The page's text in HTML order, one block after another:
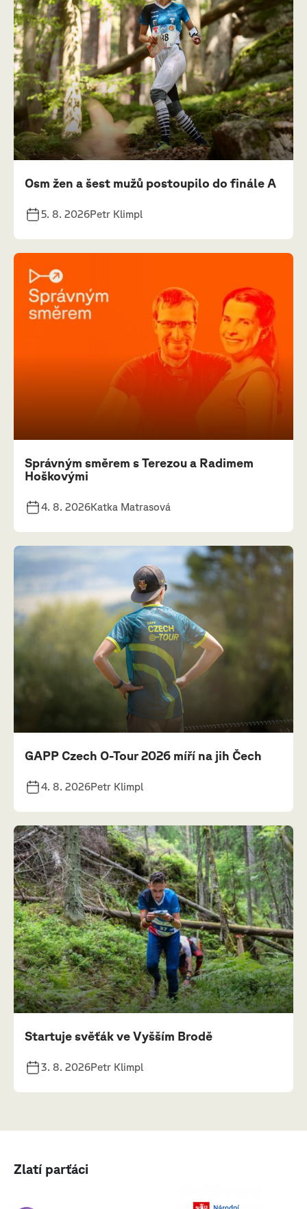
Osm žen a šest mužů postoupilo do finále A
5. 8. 2026Petr Klimpl
Správným směrem s Terezou a Radimem
Hoškovými
4. 8. 2026Katka Matrasová
GAPP Czech O-Tour 2026 míří na jih Čech
4. 8. 2026Petr Klimpl
Startuje svěťák ve Vyšším Brodě
3. 8. 2026Petr Klimpl
Zlatí parťáci